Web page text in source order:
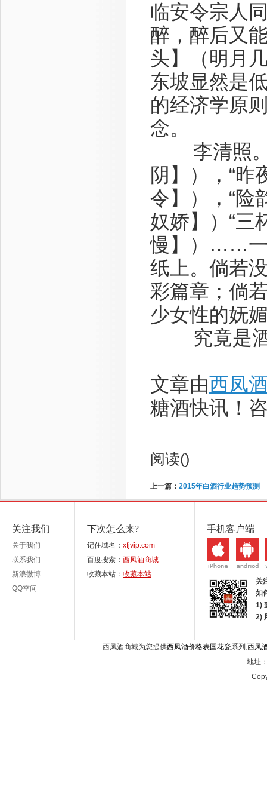
临安令宗人
醉，醉后又
头】（明月
东坡显然是
的经济学原
念。
李清照。“
阴】），“昨
令】），“险
奴娇】）“三
慢】）……一
纸上。倘若
彩篇章；倘
少女性的妩
究竟是酒
文章由西凤
糖酒快讯！
阅读()
上一篇： 2015年白酒行业趋势预测
关注我们
关于我们
联系我们
新浪微博
QQ空间
下次怎么来?
记住域名： xfjvip.com
百度搜索： 西凤酒商城
收藏本站： 收藏本站
手机客户端
关
如
1)
2)
西凤酒商城为您提供西凤酒价格表国花瓷系列,西凤
地址